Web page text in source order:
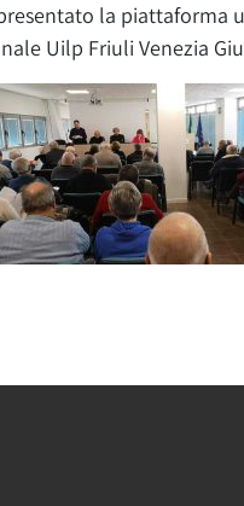
la piattaforma
Uilp Friuli Venezia